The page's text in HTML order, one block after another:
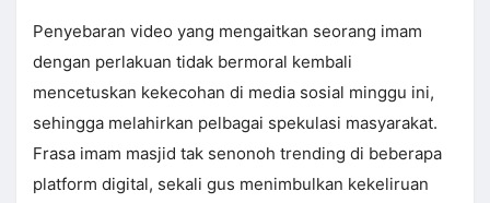
Penyebaran video yang mengaitkan seorang imam
dengan perlakuan tidak bermoral kembali
mencetuskan kekecohan di media sosial minggu ini,
sehingga melahirkan pelbagai spekulasi masyarakat.
Frasa imam masjid tak senonoh trending di beberapa
platform digital, sekali gus menimbulkan kekeliruan